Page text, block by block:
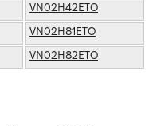
VN02H42ETO
VN02H81ETO
VN02H82ETO